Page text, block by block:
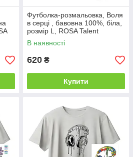
Футболка-розмальовка, Воля
в серці , бавовна 100%, біла,
розмір L, ROSA Talent
В наявності
620 ₴
Купити